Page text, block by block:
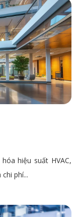
hiệu suất HVAC,
phí...